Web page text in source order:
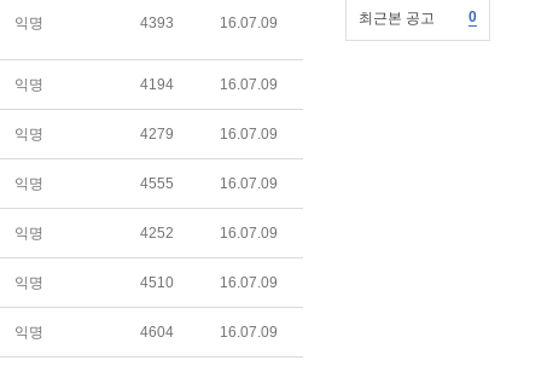
최근본 공고 0
익명 4393 16.07.09
익명 4194 16.07.09
익명 4279 16.07.09
익명 4555 16.07.09
익명 4252 16.07.09
익명 4510 16.07.09
익명 4604 16.07.09